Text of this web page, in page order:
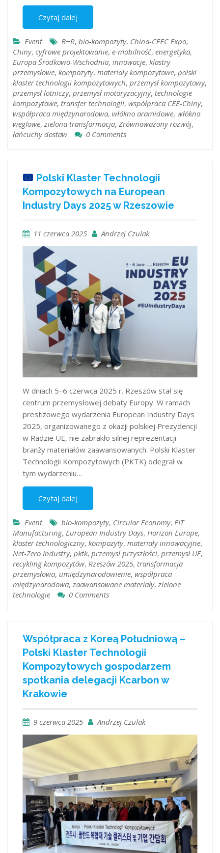
Czytaj dalej
Event B+R, bio-kompozyty, China-CEEC Expo,
Chiny, cyfrowe projektowanie, e-mobilność, energetyka,
Europa Środkowo-Wschodnia, innowacje, klastry
przemysłowe, kompozyty, materiały kompozytowe, polski
klaster technologii kompozytowych, przemysł kompozytowy,
przemysł lotniczy, przemysł motoryzacyjny, technologie
kompozytowe, transfer technologii, współpraca CEE-Chiny,
współpraca międzynarodowa, włókno aramidowe, włókno
węglowe, zielona transformacja, Zrównoważony rozwój,
łańcuchy dostaw
0 Comments
Polski Klaster Technologii
Kompozytowych na European
Industry Days 2025 w Rzeszowie
11 czerwca 2025 Andrzej Czulak
W dniach 5–6 czerwca 2025 r. Rzeszów stał się
centrum przemysłowej debaty Europy. W ramach
prestiżowego wydarzenia European Industry Days
2025, organizowanego z okazji polskiej Prezydencji
w Radzie UE, nie zabrakło silnej reprezentacji
branży materiałów zaawansowanych. Polski Klaster
Technologii Kompozytowych (PKTK) odegrał w
tym wydarzeniu…
Czytaj dalej
Event bio-kompozyty, Circular Economy, EIT
Manufacturing, European Industry Days, Horizon Europe,
klaster technologiczny, kompozyty, materiały innowacyjne,
Net-Zero Industry, pktk, przemysł przyszłości, przemysł UE,
recykling kompozytów, Rzeszów 2025, transformacja
przemysłowa, umiędzynarodowienie, współpraca
międzynarodowa, zaawansowane materiały, zielone
technologie
0 Comments
Współpraca z Koreą Południową –
Polski Klaster Technologii
Kompozytowych gospodarzem
spotkania delegacji Kcarbon w
Krakowie
9 czerwca 2025 Andrzej Czulak